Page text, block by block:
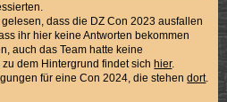
dass die DZ Con 2023 ausfallen
ihr hier keine Antworten bekommen
auch das Team hatte keine
dem Hintergrund findet sich hier.
für eine Con 2024, die stehendort.